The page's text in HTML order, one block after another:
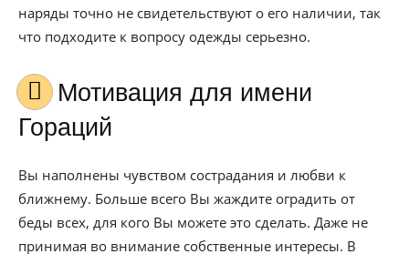
наряды точно не свидетельствуют о его наличии, так
что подходите к вопросу одежды серьезно.
Мотивация для имени
Гораций
Вы наполнены чувством сострадания и любви к
ближнему. Больше всего Вы жаждите оградить от
беды всех, для кого Вы можете это сделать. Даже не
принимая во внимание собственные интересы. В